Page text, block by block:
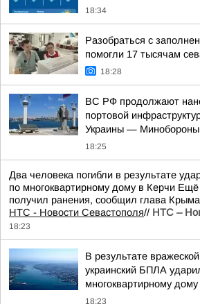
18:34
Разобраться с
помогли 17 тысячам
18:28
ВС РФ продолжают
портовой
Украины —
18:25
Два человека погибли в результате
по многоквартирному дому в Керчи
получил ранения, сообщил глава
НТС - Новости Севастополя// НТС –
18:23
В результате
украинский БПЛА
многоквартирному
18:23